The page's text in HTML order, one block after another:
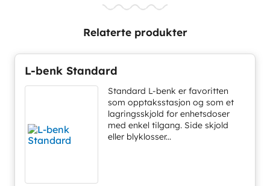
Relaterte produkter
L-benk Standard
Standard L-benk er favoritten
som opptaksstasjon og som et
lagringsskjold for enhetsdoser
med enkel tilgang. Side skjold
eller blyklosser...